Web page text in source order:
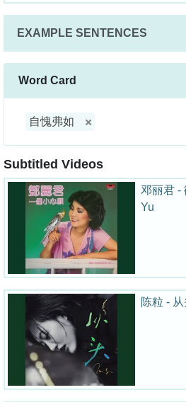
EXAMPLE SENTENCES
Word Card
自愧弗如
Subtitled Videos
邓丽君 -
Yu
陈粒 -